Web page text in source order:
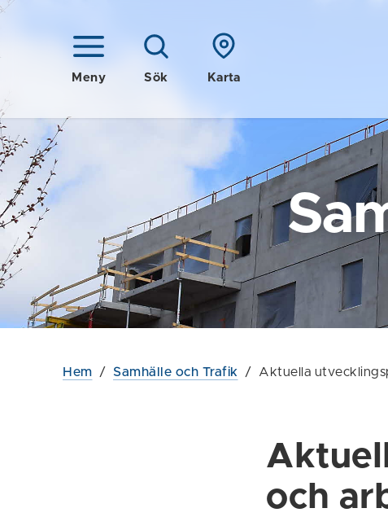
Meny Sök Karta
Hem / Samhälle och Trafik / Aktuella
och